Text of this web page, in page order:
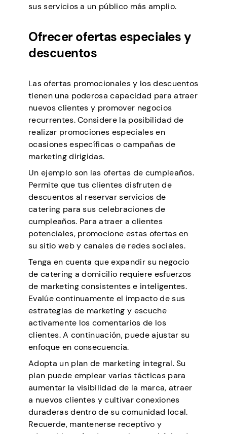
sus servicios a un público más amplio.
Ofrecer ofertas especiales y
descuentos
Las ofertas promocionales y los descuentos
tienen una poderosa capacidad para atraer
nuevos clientes y promover negocios
recurrentes. Considere la posibilidad de
realizar promociones especiales en
ocasiones específicas o campañas de
marketing dirigidas.
Un ejemplo son las ofertas de cumpleaños.
Permite que tus clientes disfruten de
descuentos al reservar servicios de
catering para sus celebraciones de
cumpleaños. Para atraer a clientes
potenciales, promocione estas ofertas en
su sitio web y canales de redes sociales.
Tenga en cuenta que expandir su negocio
de catering a domicilio requiere esfuerzos
de marketing consistentes e inteligentes.
Evalúe continuamente el impacto de sus
estrategias de marketing y escuche
activamente los comentarios de los
clientes. A continuación, puede ajustar su
enfoque en consecuencia.
Adopta un plan de marketing integral. Su
plan puede emplear varias tácticas para
aumentar la visibilidad de la marca, atraer
a nuevos clientes y cultivar conexiones
duraderas dentro de su comunidad local.
Recuerde, mantenerse receptivo y